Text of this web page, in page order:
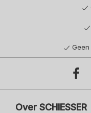
Over SCHIESSER